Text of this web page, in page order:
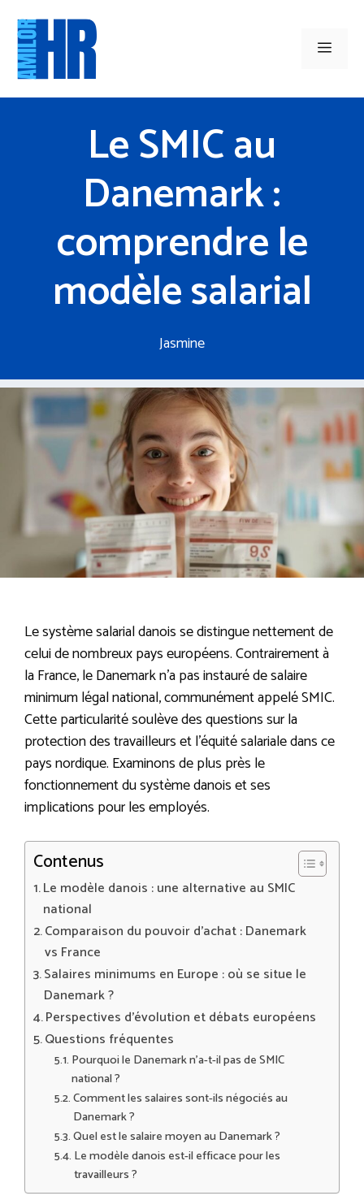
contenu
Menu
Le SMIC au
Danemark :
comprendre le
modèle salarial
Jasmine
Le système salarial danois se distingue nettement de
celui de nombreux pays européens. Contrairement à
la France, le Danemark n’a pas instauré de salaire
minimum légal national, communément appelé SMIC.
Cette particularité soulève des questions sur la
protection des travailleurs et l’équité salariale dans ce
pays nordique. Examinons de plus près le
fonctionnement du système danois et ses
implications pour les employés.
Contenus
Le modèle danois : une alternative au SMIC
national
Comparaison du pouvoir d’achat : Danemark
vs France
Salaires minimums en Europe : où se situe le
Danemark ?
Perspectives d’évolution et débats européens
Questions fréquentes
Pourquoi le Danemark n’a-t-il pas de SMIC
national ?
Comment les salaires sont-ils négociés au
Danemark ?
Quel est le salaire moyen au Danemark ?
Le modèle danois est-il efficace pour les
travailleurs ?